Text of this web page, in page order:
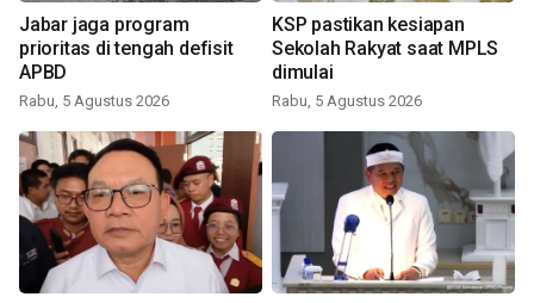
Jabar jaga program
prioritas di tengah defisit
APBD
Rabu, 5 Agustus 2026
KSP pastikan kesiapan
Sekolah Rakyat saat MPLS
dimulai
Rabu, 5 Agustus 2026